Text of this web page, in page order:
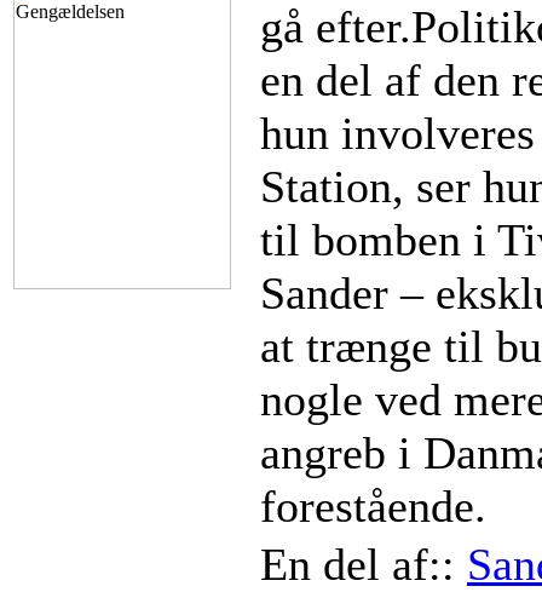
gå
en del af den
hun
Station, ser
til bomben i
Sander –
at trænge til
nogle ved
angreb i
forestående.
En del af::